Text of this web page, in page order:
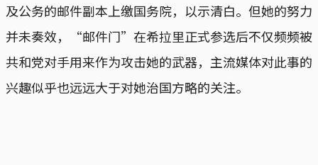
及公务的邮件副本上缴国务院，以示清白。但她的努力
并未奏效，“邮件门”在希拉里正式参选后不仅频频被
共和党对手用来作为攻击她的武器，主流媒体对此事的
兴趣似乎也远远大于对她治国方略的关注。